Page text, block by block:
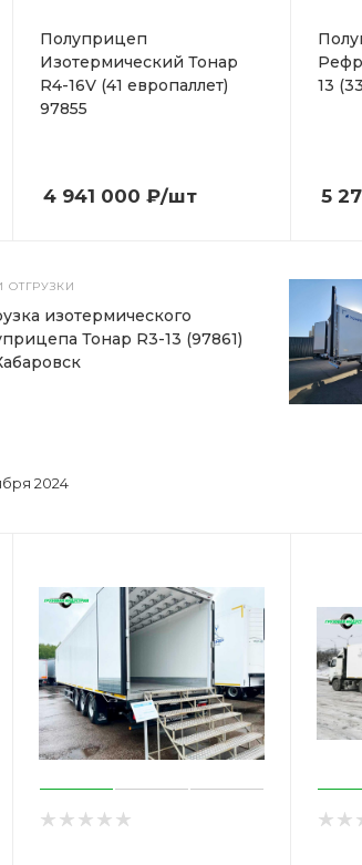
Полуприцеп
Изотермический Тонар
R4-16V (41 европаллет)
97855
4 941 000 ₽/шт
13
5
ОТГРУЗКИ
2024
изотермического
Тонар R3-13 (97861)